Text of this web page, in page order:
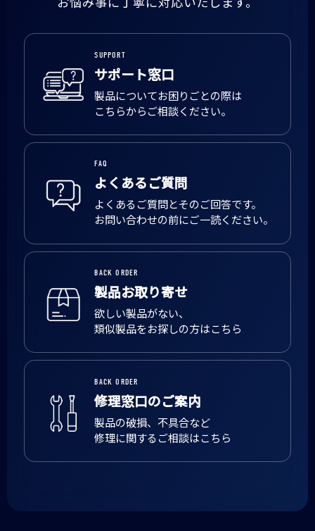
SUPPORT
サポート窓口
製品についてお困りごとの際は
こちらからご相談ください。
FAQ
よくあるご質問
よくあるご質問とそのご回答です。
お問い合わせの前にご一読ください。
BACK ORDER
製品お取り寄せ
欲しい製品がない、
類似製品をお探しの方はこちら
BACK ORDER
修理窓口のご案内
製品の破損、不具合など
修理に関するご相談はこちら